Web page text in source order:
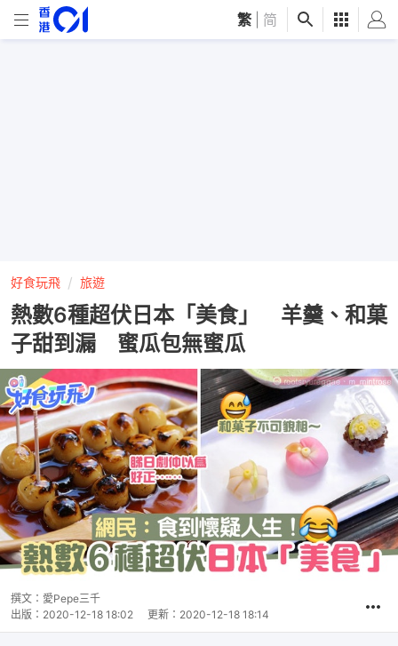
繁 简
好食玩飛 旅遊
熱數6種超伏日本「美食」 羊羹、和菓
子甜到漏 蜜瓜包無蜜瓜
撰文： 愛Pepe三千
出版： 2020-12-18 18:02 更新： 2020-12-18 18:14